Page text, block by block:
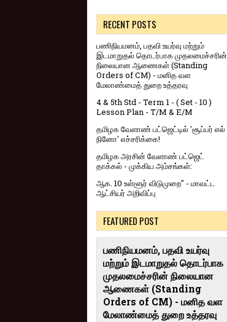
RECENT POSTS
பணிநியமனம், பதவி உயர்வு மற்றும்
இடமாறுதல் தொடர்பாக முதலமைச்சரின்
நிலையான ஆணைகள் (Standing
Orders of CM) - மனித வள
மேலாண்மைத் துறை உத்தரவு
4 & 5th Std - Term 1 - ( Set - 10 )
Lesson Plan - T/M & E/M
தமிழக வேளாண் பட்ஜெட்டில் 'சூப்பர் எல்
நினோ' எச்சரிக்கை!
தமிழக அரசின் வேளாண் பட்ஜெட்
தாக்கல் - முக்கிய அம்சங்கள்:
ஆக. 10 உள்ளூர் விடுமுறை" - மாவட்ட
ஆட்சியர் அறிவிப்பு
FEATURED POST
பணிநியமனம், பதவி உயர்வு
மற்றும் இடமாறுதல் தொடர்பாக
முதலமைச்சரின் நிலையான
ஆணைகள் (Standing
Orders of CM) - மனித வள
மேலாண்மைத் துறை உத்தரவு